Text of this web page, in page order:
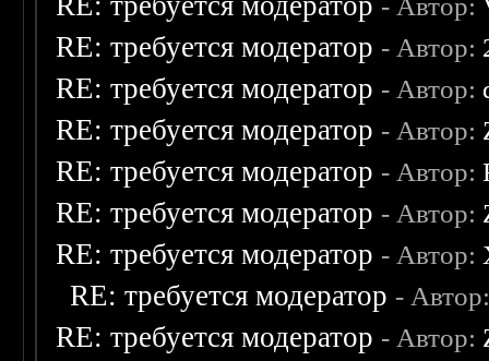
- Автор:
RE: требуется модератор - Автор:
RE: требуется модератор - Автор:
RE: требуется модератор - Автор:
RE: требуется модератор - Автор:
RE: требуется модератор - Автор:
RE: требуется модератор - Автор:
RE: требуется модератор -
RE: требуется модератор - Автор: